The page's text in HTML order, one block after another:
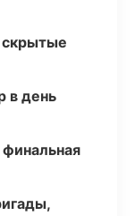
скрытые
в день